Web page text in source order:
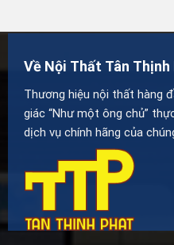
Về Nội Thất Tân Thịnh
Thương hiệu nội thất hàng
giác “Như một ông chủ”
dịch vụ chính hãng của